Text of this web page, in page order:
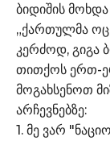
ბიდიშის
„ქართულმა
კერძოდ, გიგა
თითქოს ერთ-
მოგახსენოთ
არჩევნებზე:
1. მე ვარ